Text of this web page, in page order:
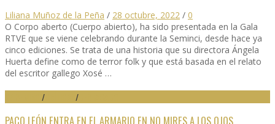
Liliana Muñoz de la Peña / 28 octubre, 2022 / 0
O Corpo aberto (Cuerpo abierto), ha sido presentada en la Gala
RTVE que se viene celebrando durante la Seminci, desde hace ya
cinco ediciones. Se trata de una historia que su directora Ángela
Huerta define como de terror folk y que está basada en el relato
del escritor gallego Xosé …
/ /
PACO LEÓN ENTRA EN EL ARMARIO EN NO MIRES A LOS OJOS